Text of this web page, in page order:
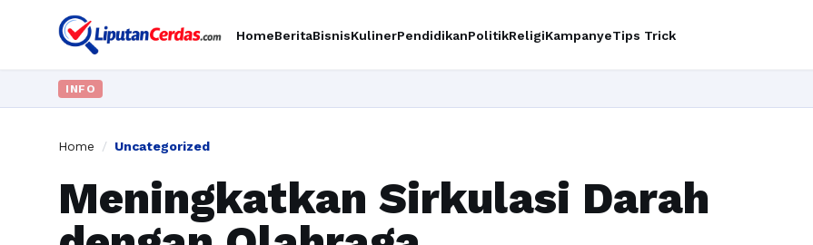
HomeBeritaBisnisKulinerPendidikanPolitikReligiKampanyeTips Trick
INFO
Home / Uncategorized
Meningkatkan Sirkulasi Darah